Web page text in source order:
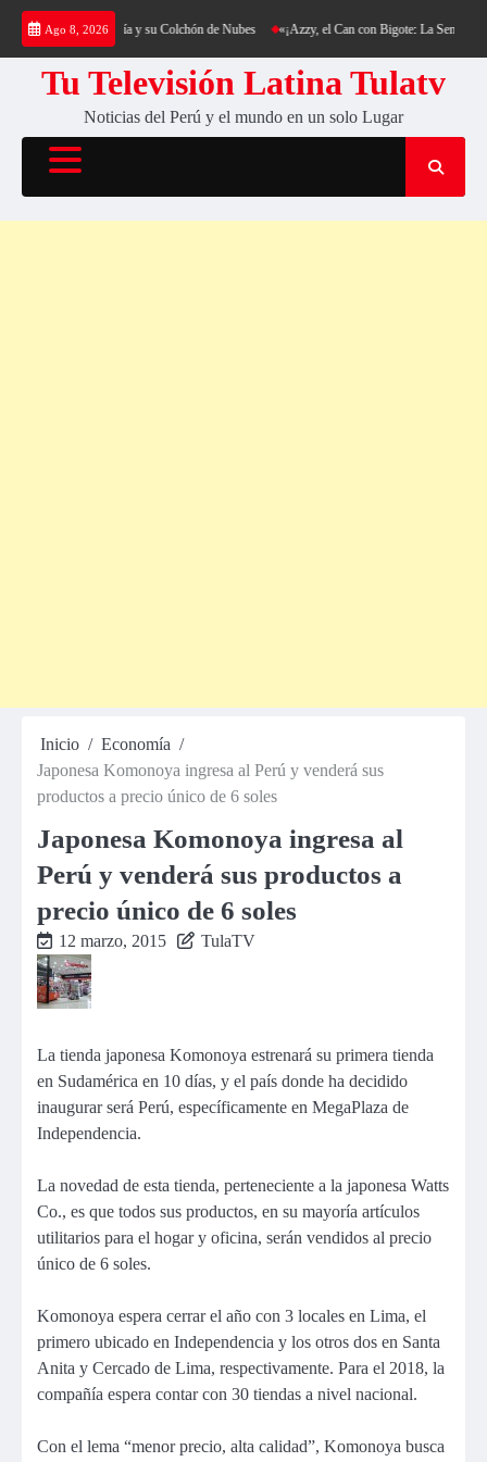
Saltar
contenido
Ago 8, 2026
al Cerro Cantería y su Colchón de Nubes «¡Azzy, el Can con Bigote: La Sensación
Tu Televisión Latina Tulatv
Noticias del Perú y el mundo en un solo Lugar
Inicio
Economía
Japonesa Komonoya ingresa al Perú y venderá sus
productos a precio único de 6 soles
Japonesa Komonoya ingresa al
Perú y venderá sus productos a
precio único de 6 soles
12 marzo, 2015 TulaTV
La tienda japonesa Komonoya estrenará su primera tienda
en Sudamérica en 10 días, y el país donde ha decidido
inaugurar será Perú, específicamente en MegaPlaza de
Independencia.
La novedad de esta tienda, perteneciente a la japonesa Watts
Co., es que todos sus productos, en su mayoría artículos
utilitarios para el hogar y oficina, serán vendidos al precio
único de 6 soles.
Komonoya espera cerrar el año con 3 locales en Lima, el
primero ubicado en Independencia y los otros dos en Santa
Anita y Cercado de Lima, respectivamente. Para el 2018, la
compañía espera contar con 30 tiendas a nivel nacional.
Con el lema “menor precio, alta calidad”, Komonoya busca